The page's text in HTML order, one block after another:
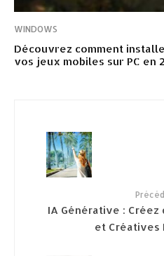
WINDOWS
Découvrez comment
vos jeux mobiles sur PC en
IA Générative : Créez
et Créatives